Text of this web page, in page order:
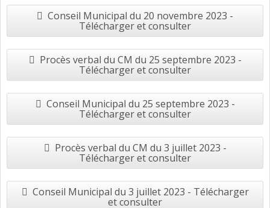
Conseil Municipal du 20 novembre 2023 -
Télécharger et consulter
Procès verbal du CM du 25 septembre 2023 -
Télécharger et consulter
Conseil Municipal du 25 septembre 2023 -
Télécharger et consulter
Procès verbal du CM du 3 juillet 2023 -
Télécharger et consulter
Conseil Municipal du 3 juillet 2023 - Télécharger
et consulter